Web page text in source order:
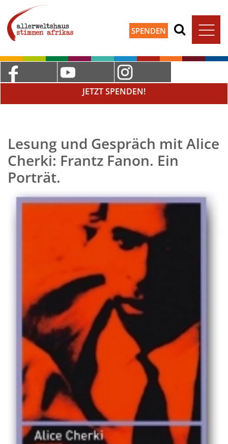
SPENDEN
JETZT SPENDEN!
Lesung und Gespräch mit Alice
Cherki: Frantz Fanon. Ein
Porträt.